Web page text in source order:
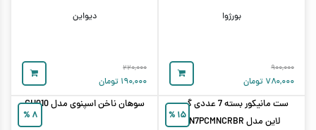
بورژوا
۹۰۰,۰۰۰
۷۸۰,۰۰۰ تومان
دیواین
۲۲۰,۰۰۰
۱۹۰,۰۰۰ تومان
۱۵ %
ست مانیکور بسته 7 عددی گرین
لاین مدل GN7PCMNCRBR
۸ %
سوهان ناخن اسپنوی مدل GH010